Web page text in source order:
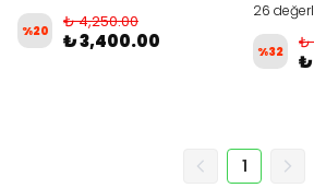
%20 ₺ 4,250.00
₺ 3,400.00
26
%32 ₺
₺
1